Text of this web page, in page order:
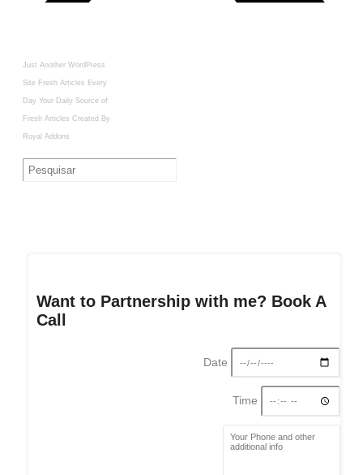
Just Another WordPress
Site Fresh Articles Every
Day Your Daily Source of
Fresh Articles Created By
Royal Addons
Want to Partnership with me? Book A
Call
Date
Time